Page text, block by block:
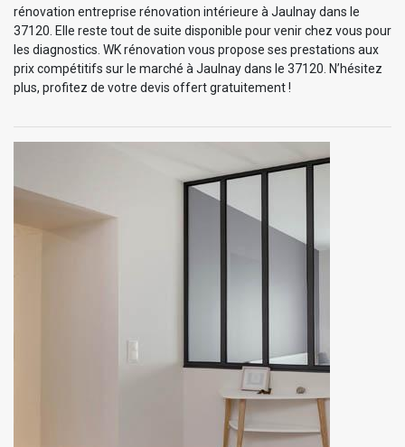
rénovation entreprise rénovation intérieure à Jaulnay dans le
37120. Elle reste tout de suite disponible pour venir chez vous pour
les diagnostics. WK rénovation vous propose ses prestations aux
prix compétitifs sur le marché à Jaulnay dans le 37120. N’hésitez
plus, profitez de votre devis offert gratuitement !